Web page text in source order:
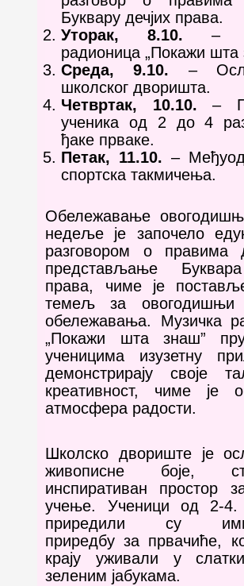
Буквару дечјих права.
Уторак, 8.10. –
радионица „Покажи шта
Среда, 9.10. –
школског дворишта.
Четвртак, 10.10. –
ученика од 2 до 4
ђаке прваке.
Петак, 11.10. –
спортска такмичења.
Обележавање
недеље је започело
разговором о правима
представљање
права, чиме је
темељ за овогодишњи
обележавања. Музичка
„Покажи шта знаш”
ученицима изузетну
демонстрирају своје
креативност, чиме је
атмосфера радости.
Школско двориште је
живописне боје,
инспиративан простор
учење. Ученици од 2-4.
приредили су
приредбу за првачиће,
крају уживали у
зеленим јабукама.